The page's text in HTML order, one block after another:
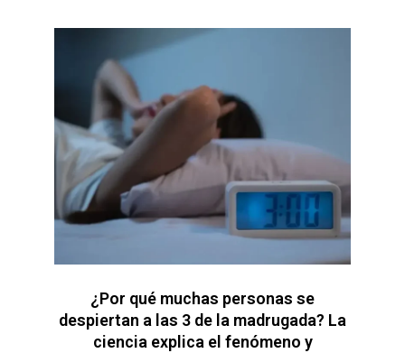
¿Por qué muchas personas se
despiertan a las 3 de la madrugada? La
ciencia explica el fenómeno y